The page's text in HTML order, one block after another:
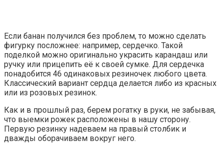
Если банан получился без проблем, то можно сделать
фигурку посложнее: например, сердечко. Такой
поделкой можно оригинально украсить карандаш или
ручку или прицепить её к своей сумке. Для сердечка
понадобится 46 одинаковых резиночек любого цвета.
Классический вариант сердца делается либо из красных
или из розовых резинок.
Как и в прошлый раз, берем рогатку в руки, не забывая,
что выемки рожек расположены в нашу сторону.
Первую резинку надеваем на правый столбик и
дважды оборачиваем вокруг него.